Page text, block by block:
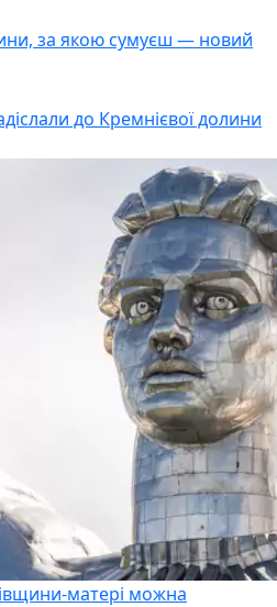
за якою сумуєш — новий
до Кремнієвої долини
матері можна